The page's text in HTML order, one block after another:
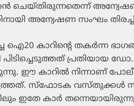
ചെയ്തിരുന്നതെന്ന്
അന്വേഷണ സംഘം
കാറിന്റെ തകര്‍ന്ന
പിടിച്ചെടുത്തത് പ്രതിയായ
ഈ കാറില്‍ നിന്നാണ്
സ്‌ഫോടക വസ്തുക്കള്‍
ഇതേ കാര്‍